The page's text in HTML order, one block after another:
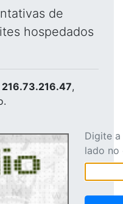
de
hospedados
216.73.216.47,
Digite
lado no